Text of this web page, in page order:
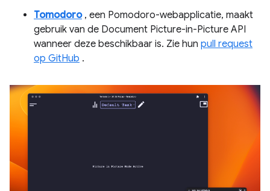
Tomodoro, een Pomodoro-webapplicatie, maakt
gebruik van de Document Picture-in-Picture API
wanneer deze beschikbaar is. Zie hun pull request
op GitHub .